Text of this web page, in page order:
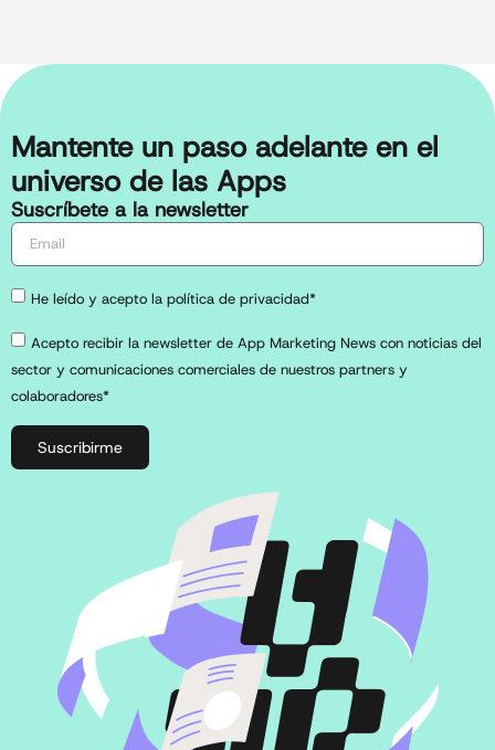
Mantente un paso adelante en el
universo de las Apps
Suscríbete a la newsletter
He leído y acepto la política de privacidad*
Acepto recibir la newsletter de App Marketing News con noticias del
sector y comunicaciones comerciales de nuestros partners y
colaboradores*
Suscribirme